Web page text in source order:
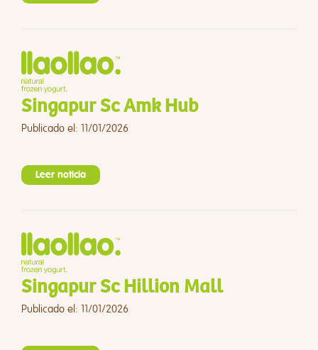
Singapur Sc Amk Hub
Publicado el: 11/01/2026
Leer noticia
Singapur Sc Hillion Mall
Publicado el: 11/01/2026